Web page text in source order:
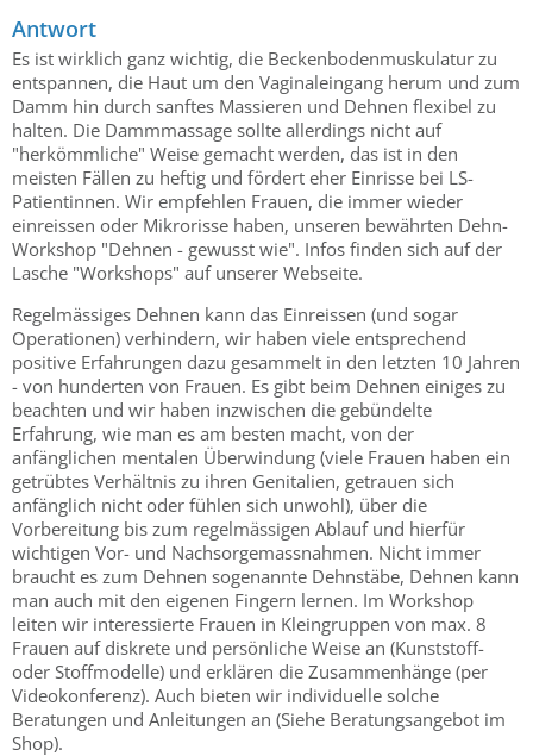
Antwort
Es ist wirklich ganz wichtig, die Beckenbodenmuskulatur zu
entspannen, die Haut um den Vaginaleingang herum und zum
Damm hin durch sanftes Massieren und Dehnen flexibel zu
halten. Die Dammmassage sollte allerdings nicht auf
"herkömmliche" Weise gemacht werden, das ist in den
meisten Fällen zu heftig und fördert eher Einrisse bei LS-
Patientinnen. Wir empfehlen Frauen, die immer wieder
einreissen oder Mikrorisse haben, unseren bewährten Dehn-
Workshop "Dehnen - gewusst wie". Infos finden sich auf der
Lasche "Workshops" auf unserer Webseite.
Regelmässiges Dehnen kann das Einreissen (und sogar
Operationen) verhindern, wir haben viele entsprechend
positive Erfahrungen dazu gesammelt in den letzten 10 Jahren
- von hunderten von Frauen. Es gibt beim Dehnen einiges zu
beachten und wir haben inzwischen die gebündelte
Erfahrung, wie man es am besten macht, von der
anfänglichen mentalen Überwindung (viele Frauen haben ein
getrübtes Verhältnis zu ihren Genitalien, getrauen sich
anfänglich nicht oder fühlen sich unwohl), über die
Vorbereitung bis zum regelmässigen Ablauf und hierfür
wichtigen Vor- und Nachsorgemassnahmen. Nicht immer
braucht es zum Dehnen sogenannte Dehnstäbe, Dehnen kann
man auch mit den eigenen Fingern lernen. Im Workshop
leiten wir interessierte Frauen in Kleingruppen von max. 8
Frauen auf diskrete und persönliche Weise an (Kunststoff-
oder Stoffmodelle) und erklären die Zusammenhänge (per
Videokonferenz). Auch bieten wir individuelle solche
Beratungen und Anleitungen an (Siehe Beratungsangebot im
Shop).